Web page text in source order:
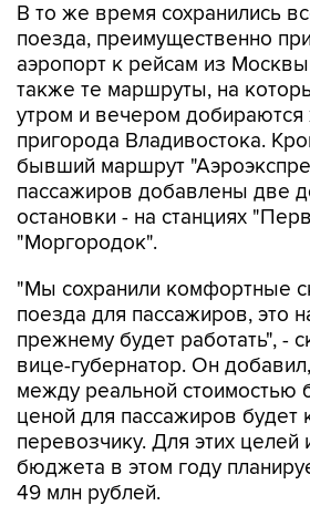
В то же время сохранились
поезда, преимущественно
аэропорт к рейсам из
также те маршруты, на
утром и вечером
пригорода Владивостока.
бывший маршрут
пассажиров добавлены две
остановки - на станциях
"Моргородок".
"Мы сохранили комфортные
поезда для пассажиров, это
прежнему будет работать", -
вице-губернатор. Он
между реальной стоимостью
ценой для пассажиров будет
перевозчику. Для этих целей
бюджета в этом году
49 млн рублей.